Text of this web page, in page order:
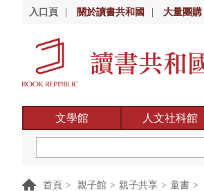
入口頁 關於讀書共和國 大量團購
文學館 人文社科館
首頁 > 親子館 > 親子共享 > 童書 >